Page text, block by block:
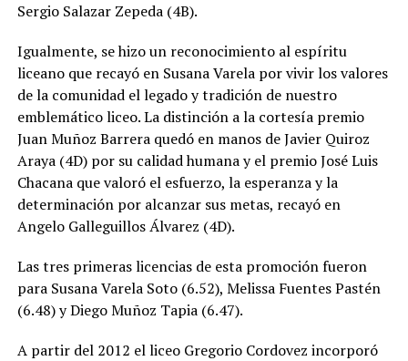
Sergio Salazar Zepeda (4B).
Igualmente, se hizo un reconocimiento al espíritu
liceano que recayó en Susana Varela por vivir los valores
de la comunidad el legado y tradición de nuestro
emblemático liceo. La distinción a la cortesía premio
Juan Muñoz Barrera quedó en manos de Javier Quiroz
Araya (4D) por su calidad humana y el premio José Luis
Chacana que valoró el esfuerzo, la esperanza y la
determinación por alcanzar sus metas, recayó en
Angelo Galleguillos Álvarez (4D).
Las tres primeras licencias de esta promoción fueron
para Susana Varela Soto (6.52), Melissa Fuentes Pastén
(6.48) y Diego Muñoz Tapia (6.47).
A partir del 2012 el liceo Gregorio Cordovez incorporó